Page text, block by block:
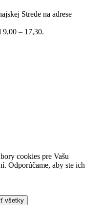
Strede na adrese
9,00 – 17,30.
cookies pre Vašu
Odporúčame, aby ste ich
všetky